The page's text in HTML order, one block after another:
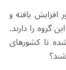
اعضای بریکس به ۱۰ کشور افزایش یافته و
را دارند.
تا کشورهای